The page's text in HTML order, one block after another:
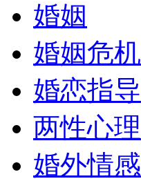
婚姻
婚姻危机
婚恋指导
两性心理
婚外情感